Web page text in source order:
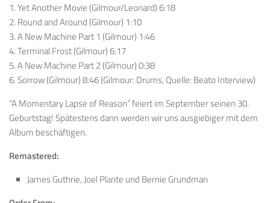
1. Yet Another Movie (Gilmour/Leonard) 6:18
2. Round and Around (Gilmour) 1:10
3. A New Machine Part 1 (Gilmour) 1:46
4. Terminal Frost (Gilmour) 6:17
5. A New Machine Part 2 (Gilmour) 0:38
6. Sorrow (Gilmour) 8:46 (Gilmour: Drums, Quelle: Beato Interview)
“A Momentary Lapse of Reason” feiert im September seinen 30.
Geburtstag! Spätestens dann werden wir uns ausgiebiger mit dem
Album beschäftigen.
Remastered:
James Guthrie, Joel Plante und Bernie Grundman